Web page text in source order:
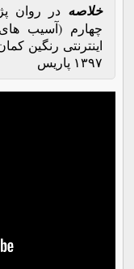
خلاصهدر روان
چهارم (آسیب
اینترنتی رنگین
۱۳۹۷ پاریس